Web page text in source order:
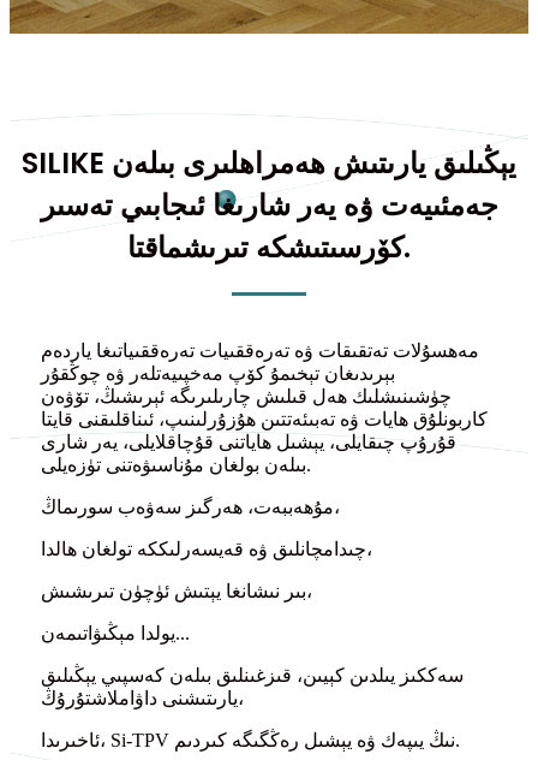
SILIKE يېڭىلىق يارىتىش ھەمراھلىرى بىلەن
جەمئىيەت ۋە يەر شارىغا ئىجابىي تەسىر
كۆرسىتىشكە تىرىشماقتا.
مەھسۇلات تەتقىقات ۋە تەرەققىيات تەرەققىياتىغا ياردەم
بېرىدىغان تېخىمۇ كۆپ مەخپىيەتلەر ۋە چوڭقۇر
چۈشىنىشلىك ھەل قىلىش چارىلىرىگە ئېرىشىڭ، تۆۋەن
كاربونلۇق ھايات ۋە تەبىئەتتىن ھۇزۇرلىنىپ، ئىناقلىقنى قايتا
قۇرۇپ چىقايلى، يېشىل ھاياتنى قۇچاقلايلى، يەر شارى
بىلەن بولغان مۇناسىۋەتنى تۈزەيلى.
مۇھەببەت، ھەرگىز سەۋەب سورىماڭ،
چىدامچانلىق ۋە قەيسەرلىككە تولغان ھالدا،
بىر نىشانغا يېتىش ئۈچۈن تىرىشىش،
يولدا مېڭىۋاتىمەن...
سەككىز يىلدىن كېيىن، قىزغىنلىق بىلەن كەسپىي يېڭىلىق
يارىتىشنى داۋاملاشتۇرۇڭ،
ئاخىرىدا، Si-TPV نىڭ يىپەك ۋە يېشىل رەڭگىگە كىردىم.